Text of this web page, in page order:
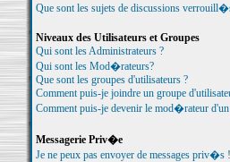
Que sont les sujets de discussions
Niveaux des Utilisateurs et Groupes
Qui sont les Administrateurs ?
Qui sont les Mod�rateurs?
Que sont les groupes d'utilisateurs ?
Comment puis-je joindre un groupe
Comment puis-je devenir le mod�rateur
Messagerie Priv�e
Je ne peux pas envoyer de messages priv�s !